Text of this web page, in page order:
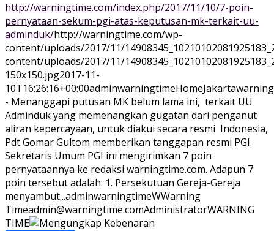
http://warningtime.com/index.php/2017/11/10/7-poin-
pernyataan-sekum-pgi-atas-keputusan-mk-terkait-uu-
adminduk/http://warningtime.com/wp-
content/uploads/2017/11/
content/uploads/2017/11/
150x150.jpg2017-11-
10T16:26:16+00:00adminwarningtimeHome
- Menanggapi putusan MK belum lama ini, terkait UU
Adminduk yang memenangkan gugatan dari penganut
aliran kepercayaan, untuk diakui secara resmi Indonesia,
Pdt Gomar Gultom memberikan tanggapan resmi PGI.
Sekretaris Umum PGI ini mengirimkan 7 poin
pernyataannya ke redaksi warningtime.com. Adapun 7
poin tersebut adalah: 1. Persekutuan Gereja-Gereja
menyambut...adminwarningtimeWWarning
Timeadmin@warningtime.comAdministratorWARNING
TIME